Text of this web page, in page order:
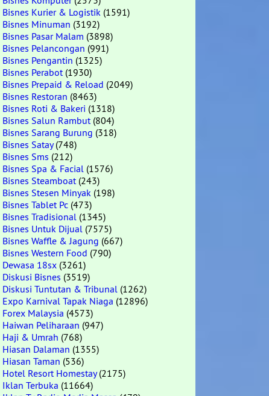
Bisnes Kurier & Logistik (1591)
Bisnes Minuman (3192)
Bisnes Pasar Malam (3898)
Bisnes Pelancongan (991)
Bisnes Pengantin (1325)
Bisnes Perabot(1930)
Bisnes Prepaid & Reload (2049)
Bisnes Restoran (8463)
Bisnes Roti & Bakeri (1318)
Bisnes Salun Rambut(804)
Bisnes Sarang Burung (318)
Bisnes Satay(748)
Bisnes Sms (212)
Bisnes Spa & Facial (1576)
Bisnes Steamboat(243)
Bisnes Stesen Minyak (198)
Bisnes Tablet Pc (473)
Bisnes Tradisional (1345)
Bisnes Untuk Dijual (7575)
Bisnes Waffle & Jagung (667)
Bisnes Western Food (790)
Dewasa 18sx (3261)
Diskusi Bisnes (3519)
Diskusi Tuntutan & Tribunal (1262)
Expo Karnival Tapak Niaga (12896)
Forex Malaysia (4573)
Haiwan Peliharaan (947)
Haji & Umrah (768)
Hiasan Dalaman (1355)
Hiasan Taman (536)
Hotel Resort Homestay(2175)
Iklan Terbuka (11664)